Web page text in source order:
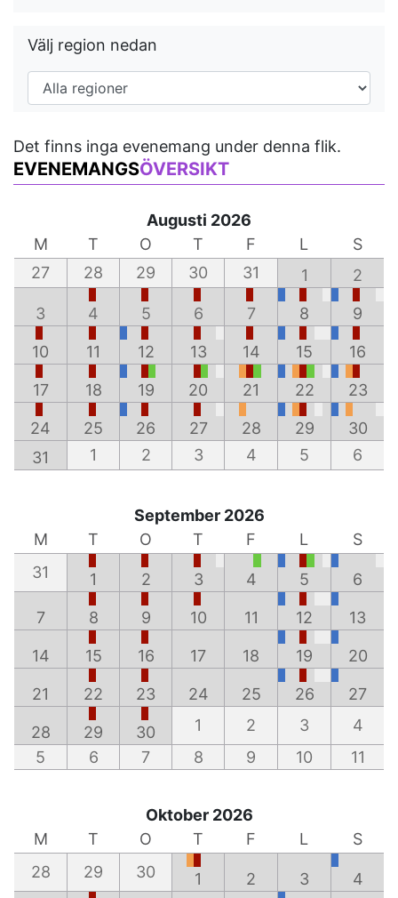
Välj region nedan
Det finns inga evenemang under denna flik.
EVENEMANGSÖVERSIKT
Augusti 2026
M
T O T F L
S
27
28 29 30 31 1 2
3 4 5 6 7 8 9
10 11 12 13 14 15 16
17 18 19 20 21 22 23
24 25 26 27 28 29
30
31
1 2 3 4 5 6
September 2026
M
T O T F L
S
31
1 2 3 4 5 6
7 8 9 10 11 12 13
14 15 16 17 18 19 20
21 22 23 24 25 26 27
28 29 30 1 2 3
4
5
6 7 8 9 10 11
Oktober 2026
M
T O T F L
S
28
29 30 1 2 3 4